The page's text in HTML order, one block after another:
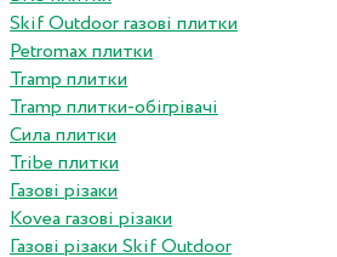
Skif Outdoor газові плитки
Petromax плитки
Tramp плитки
Tramp плитки-обігрівачі
Сила плитки
Tribe плитки
Газові різаки
Kovea газові різаки
Газові різаки Skif Outdoor